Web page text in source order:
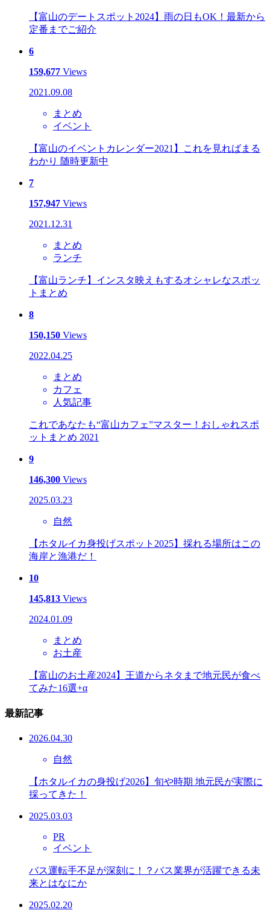
【富山のデートスポット2024】雨の日もOK！最新から
定番までご紹介
6
159,677 Views
2021.09.08
まとめ
イベント
【富山のイベントカレンダー2021】これを見ればまる
わかり 随時更新中
7
157,947 Views
2021.12.31
まとめ
ランチ
【富山ランチ】インスタ映えもするオシャレなスポッ
トまとめ
8
150,150 Views
2022.04.25
まとめ
カフェ
人気記事
これであなたも“富山カフェ”マスター！おしゃれスポ
ットまとめ 2021
9
146,300 Views
2025.03.23
自然
【ホタルイカ身投げスポット2025】採れる場所はこの
海岸と漁港だ！
10
145,813 Views
2024.01.09
まとめ
お土産
【富山のお土産2024】王道からネタまで地元民が食べ
てみた16選+α
最新記事
2026.04.30
自然
【ホタルイカの身投げ2026】旬や時期 地元民が実際に
採ってきた！
2025.03.03
PR
イベント
バス運転手不足が深刻に！？バス業界が活躍できる未
来とはなにか
2025.02.20